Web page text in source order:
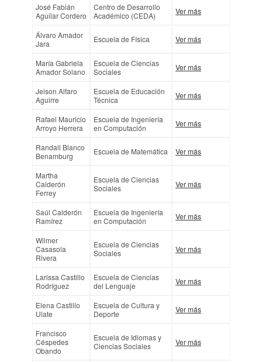
José Fabián
Aguilar Cordero
Centro de Desarrollo
Académico (CEDA)
Ver más
Álvaro Amador
Jara
Escuela de Física Ver más
María Gabriela
Amador Solano
Escuela de Ciencias
Sociales
Ver más
Jeison Alfaro
Aguirre
Escuela de Educación
Técnica
Ver más
Rafael Mauricio
Arroyo Herrera
Escuela de Ingeniería
en Computación
Ver más
Randall Blanco
Benamburg
Escuela de Matemática Ver más
Martha
Calderón
Ferrey
Escuela de Ciencias
Sociales
Ver más
Saúl Calderón
Ramírez
Escuela de Ingeniería
en Computación
Ver más
Wilmer
Casasola
Rivera
Escuela de Ciencias
Sociales
Ver más
Larissa Castillo
Rodríguez
Escuela de Ciencias
del Lenguaje
Ver más
Elena Castillo
Ulate
Escuela de Cultura y
Deporte
Ver más
Francisco
Céspedes
Obando
Escuela de Idiomas y
Ciencias Sociales
Ver más